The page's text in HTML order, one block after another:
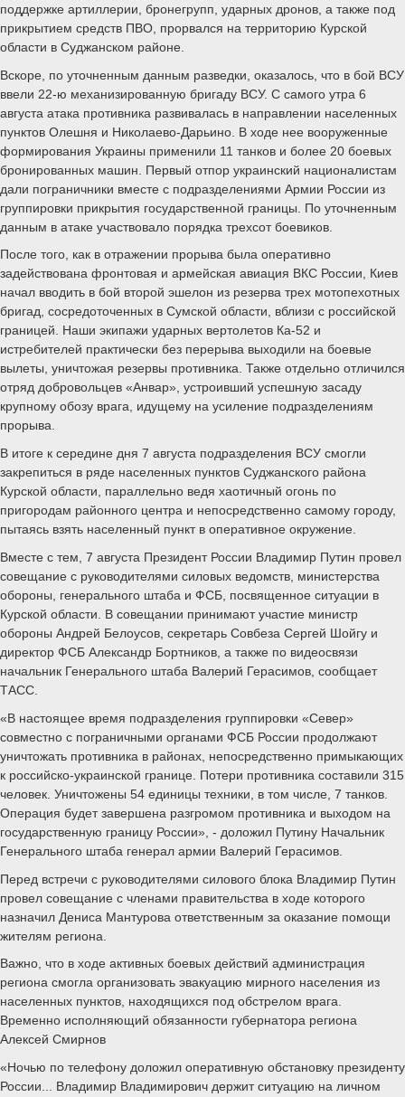
поддержке артиллерии, бронегрупп, ударных дронов, а также под
прикрытием средств ПВО, прорвался на территорию Курской
области в Суджанском районе.
Вскоре, по уточненным данным разведки, оказалось, что в бой ВСУ
ввели 22-ю механизированную бригаду ВСУ. С самого утра 6
августа атака противника развивалась в направлении населенных
пунктов Олешня и Николаево-Дарьино. В ходе нее вооруженные
формирования Украины применили 11 танков и более 20 боевых
бронированных машин. Первый отпор украинский националистам
дали пограничники вместе с подразделениями Армии России из
группировки прикрытия государственной границы. По уточненным
данным в атаке участвовало порядка трехсот боевиков.
После того, как в отражении прорыва была оперативно
задействована фронтовая и армейская авиация ВКС России, Киев
начал вводить в бой второй эшелон из резерва трех мотопехотных
бригад, сосредоточенных в Сумской области, вблизи с российской
границей. Наши экипажи ударных вертолетов Ка-52 и
истребителей практически без перерыва выходили на боевые
вылеты, уничтожая резервы противника. Также отдельно отличился
отряд добровольцев «Анвар», устроивший успешную засаду
крупному обозу врага, идущему на усиление подразделениям
прорыва.
В итоге к середине дня 7 августа подразделения ВСУ смогли
закрепиться в ряде населенных пунктов Суджанского района
Курской области, параллельно ведя хаотичный огонь по
пригородам районного центра и непосредственно самому городу,
пытаясь взять населенный пункт в оперативное окружение.
Вместе с тем, 7 августа Президент России Владимир Путин провел
совещание с руководителями силовых ведомств, министерства
обороны, генерального штаба и ФСБ, посвященное ситуации в
Курской области. В совещании принимают участие министр
обороны Андрей Белоусов, секретарь Совбеза Сергей Шойгу и
директор ФСБ Александр Бортников, а также по видеосвязи
начальник Генерального штаба Валерий Герасимов, сообщает
ТАСС.
«В настоящее время подразделения группировки «Север»
совместно с пограничными органами ФСБ России продолжают
уничтожать противника в районах, непосредственно примыкающих
к российско-украинской границе. Потери противника составили 315
человек. Уничтожены 54 единицы техники, в том числе, 7 танков.
Операция будет завершена разгромом противника и выходом на
государственную границу России», - доложил Путину Начальник
Генерального штаба генерал армии Валерий Герасимов.
Перед встречи с руководителями силового блока Владимир Путин
провел совещание с членами правительства в ходе которого
назначил Дениса Мантурова ответственным за оказание помощи
жителям региона.
Важно, что в ходе активных боевых действий администрация
региона смогла организовать эвакуацию мирного населения из
населенных пунктов, находящихся под обстрелом врага.
Временно исполняющий обязанности губернатора региона
Алексей Смирнов
«Ночью по телефону доложил оперативную обстановку президенту
России... Владимир Владимирович держит ситуацию на личном